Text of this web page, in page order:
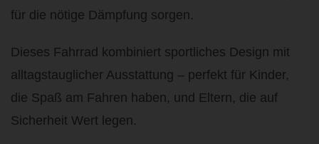
für die nötige Dämpfung sorgen.
Dieses Fahrrad kombiniert sportliches Design mit
alltagstauglicher Ausstattung – perfekt für Kinder,
die Spaß am Fahren haben, und Eltern, die auf
Sicherheit Wert legen.